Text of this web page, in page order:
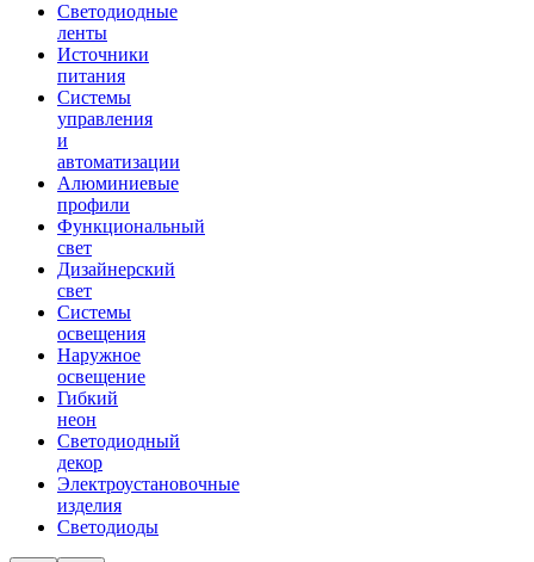
Светодиодные
ленты
Источники
питания
Системы
управления
и
автоматизации
Алюминиевые
профили
Функциональный
свет
Дизайнерский
свет
Системы
освещения
Наружное
освещение
Гибкий
неон
Светодиодный
декор
Электроустановочные
изделия
Светодиоды